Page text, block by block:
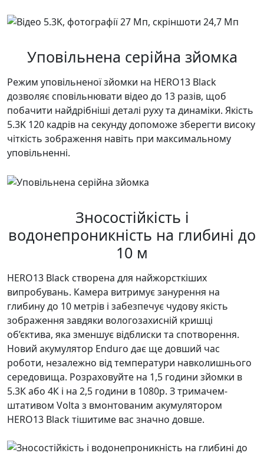
Уповільнена серійна зйомка
Режим уповільненої зйомки на HERO13 Black
дозволяє сповільнювати відео до 13 разів, щоб
побачити найдрібніші деталі руху та динаміки. Якість
5.3K 120 кадрів на секунду допоможе зберегти високу
чіткість зображення навіть при максимальному
уповільненні.
Зносостійкість і
водонепроникність на глибині до
10 м
HERO13 Black створена для найжорсткіших
випробувань. Камера витримує занурення на
глибину до 10 метрів і забезпечує чудову якість
зображення завдяки вологозахисній кришці
об’єктива, яка зменшує відблиски та спотворення.
Новий акумулятор Enduro дає ще довший час
роботи, незалежно від температури навколишнього
середовища. Розраховуйте на 1,5 години зйомки в
5.3К або 4К і на 2,5 години в 1080p. З тримачем-
штативом Volta з вмонтованим акумулятором
HERO13 Black тішитиме вас значно довше.